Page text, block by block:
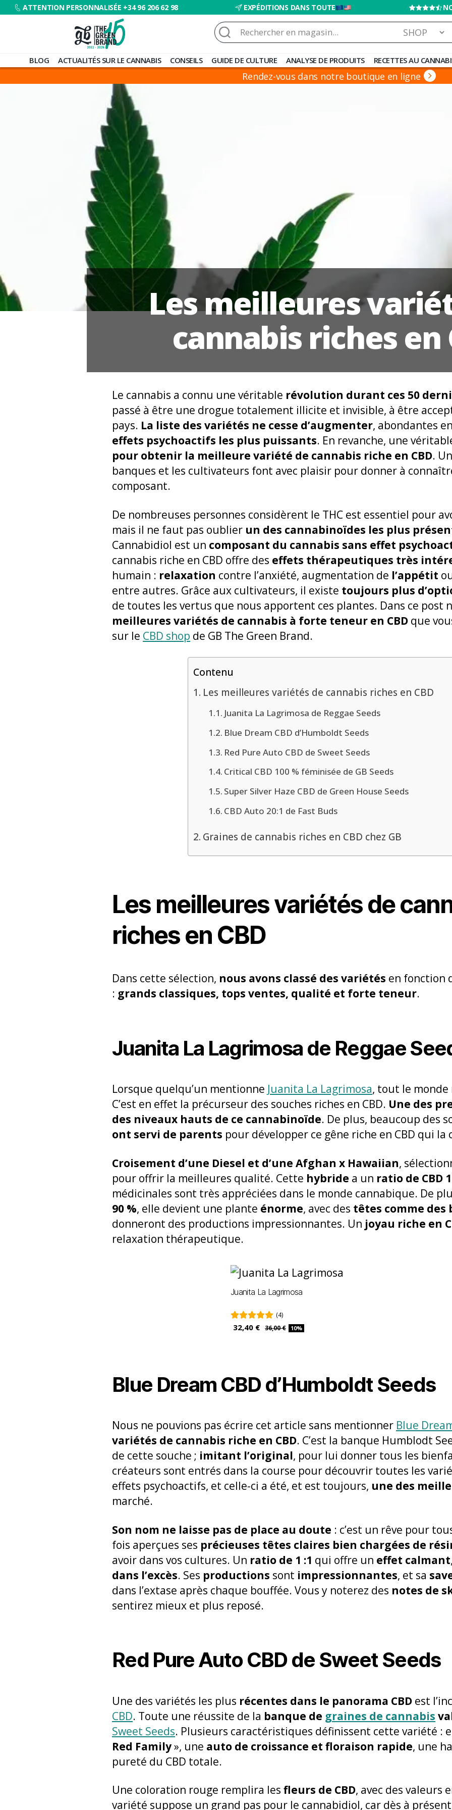
ATTENTION PERSONNALISÉE +34 96 206 62 98 EXPÉDITIONS DANS TOUTE
Blog
de
Barato
Rechercher :
BLOG ACTUALITÉS SUR LE CANNABIS CONSEILS GUIDE DE CULTURE ANALYSE DE PRODUITS RECETTES AU
Rendez-vous dans notre boutique en ligne
Les meilleures
cannabis riches en
Le cannabis a connu une véritable révolution durant ces 50
passé à être une drogue totalement illicite et invisible, à être
pays. La liste des variétés ne cesse d’augmenter, abondantes en
effets psychoactifs les plus puissants. En revanche, une
pour obtenir la meilleure variété de cannabis riche en CBD.
banques et les cultivateurs font avec plaisir pour donner à
composant.
De nombreuses personnes considèrent le THC est essentiel pour
mais il ne faut pas oublier un des cannabinoïdes les plus
Cannabidiol est un composant du cannabis sans effet
cannabis riche en CBD offre des effets thérapeutiques très
humain : relaxation contre l’anxiété, augmentation de l’appétit
entre autres. Grâce aux cultivateurs, il existe toujours plus
de toutes les vertus que nous apportent ces plantes. Dans ce post
meilleures variétés de cannabis à forte teneur en CBD que
sur le CBD shop de GB The Green Brand.
Contenu
Les meilleures variétés de cannabis riches en CBD
Juanita La Lagrimosa de Reggae Seeds
Blue Dream CBD d’Humboldt Seeds
Red Pure Auto CBD de Sweet Seeds
Critical CBD 100 % féminisée de GB Seeds
Super Silver Haze CBD de Green House Seeds
CBD Auto 20:1 de Fast Buds
Graines de cannabis riches en CBD chez GB
Les meilleures variétés de
riches en CBD
Dans cette sélection, nous avons classé des variétés en fonction
: grands classiques, tops ventes, qualité et forte teneur.
Juanita La Lagrimosa de Reggae
Lorsque quelqu’un mentionne Juanita La Lagrimosa, tout le
C’est en effet la précurseur des souches riches en CBD. Une des
des niveaux hauts de ce cannabinoïde. De plus, beaucoup des
ont servi de parents pour développer ce gêne riche en CBD qui la
Croisement d’une Diesel et d’une Afghan x Hawaiian,
pour offrir la meilleures qualité. Cette hybride a un ratio de CBD 1
médicinales sont très appréciées dans le monde cannabique. De
90 %, elle devient une plante énorme, avec des têtes comme des
donneront des productions impressionnantes. Un joyau riche en
relaxation thérapeutique.
Juanita La Lagrimosa
(4)
32,40 € 36,00 € 10%
Blue Dream CBD d’Humboldt Seeds
Nous ne pouvions pas écrire cet article sans mentionner Blue
variétés de cannabis riche en CBD. C’est la banque Humblodt
de cette souche ; imitant l’original, pour lui donner tous les
créateurs sont entrés dans la course pour découvrir toutes les
effets psychoactifs, et celle-ci a été, et est toujours, une des
marché.
Son nom ne laisse pas de place au doute : c’est un rêve pour
fois aperçues ses précieuses têtes claires bien chargées de
avoir dans vos cultures. Un ratio de 1 :1 qui offre un effet calmant,
dans l’excès. Ses productions sont impressionnantes, et sa
dans l’extase après chaque bouffée. Vous y noterez des notes de
sentirez mieux et plus reposé.
Red Pure Auto CBD de Sweet Seeds
Une des variétés les plus récentes dans le panorama CBD est
CBD. Toute une réussite de la banque de graines de cannabis
Sweet Seeds. Plusieurs caractéristiques définissent cette variété :
Red Family», une auto de croissance et floraison rapide, une
pureté du CBD totale.
Une coloration rouge remplira les fleurs de CBD, avec des valeurs
variété suppose un grand pas pour le cannabidiol, car dès à